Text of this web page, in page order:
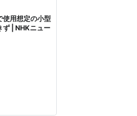
川・久部良から無料バス。
使用想定の小型
ず | NHKニュー